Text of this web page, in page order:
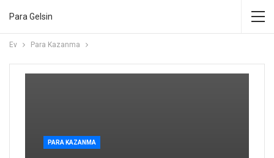
Para Gelsin
Ev Para Kazanma
PARA KAZANMA